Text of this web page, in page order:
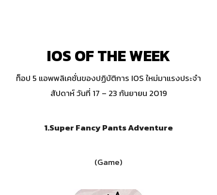
IOS OF THE WEEK
ท็อป 5 แอพพลิเคชั่นของปฏิบัติการ IOS ใหม่มาแรงประจำ
สัปดาห์ วันที่ 17 – 23 กันยายน 2019
1.Super Fancy Pants Adventure
(Game)